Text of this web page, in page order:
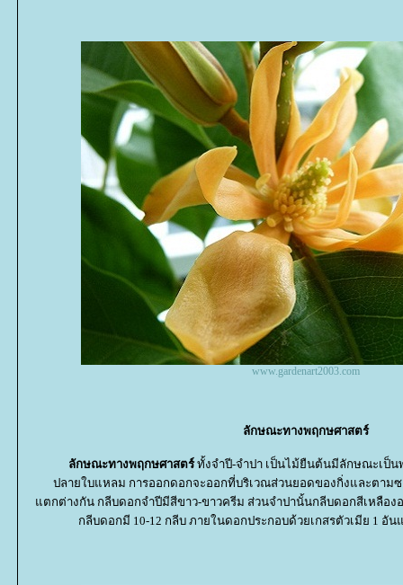
www.gardenart2003.com
ลักษณะทางพฤกษศาสตร์
ลักษณะทางพฤกษศาสตร์ทั้งจำปี-จำปา เป็นไม้ยืนต้นมีลักษณะเป็น
ปลายใบแหลม การออกดอกจะออกที่บริเวณส่วนยอดของกิ่งและตา
ตกต่างกัน กลีบดอกจำปีมีสีขาว-ขาวครีม ส่วนจำปานั้นกลีบดอกสีเหลืองอ
กลีบดอกมี 10-12 กลีบ ภายในดอกประกอบด้วยเกสรตัวเมีย 1 อัน